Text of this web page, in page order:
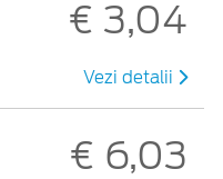
€ 3,04
Vezi detalii
€ 6,03